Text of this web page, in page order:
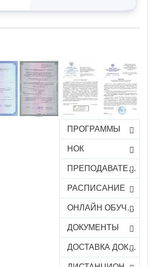
ПРОГРАММЫ
НОК
ПРЕПОДАВАТЕЛИ
РАСПИСАНИЕ
ОНЛАЙН ОБУЧЕНИЕ
ДОКУМЕНТЫ
ДОСТАВКА ДОКУМЕНТОВ